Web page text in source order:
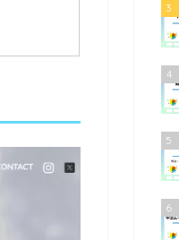
3
4
5
6